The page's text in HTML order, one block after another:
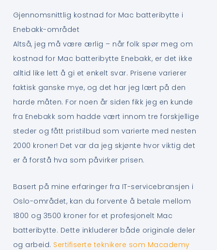
Gjennomsnittlig kostnad for Mac batteribytte i
Enebakk-området
Altså, jeg må være ærlig – når folk spør meg om
kostnad for Mac batteribytte Enebakk, er det ikke
alltid like lett å gi et enkelt svar. Prisene varierer
faktisk ganske mye, og det har jeg lært på den
harde måten. For noen år siden fikk jeg en kunde
fra Enebakk som hadde vært innom tre forskjellige
steder og fått pristilbud som varierte med nesten
2000 kroner! Det var da jeg skjønte hvor viktig det
er å forstå hva som påvirker prisen.
Basert på mine erfaringer fra IT-servicebransjen i
Oslo-området, kan du forvente å betale mellom
1800 og 3500 kroner for et profesjonelt Mac
batteribytte. Dette inkluderer både originale deler
og arbeid. Sertifiserte teknikere som Macademy